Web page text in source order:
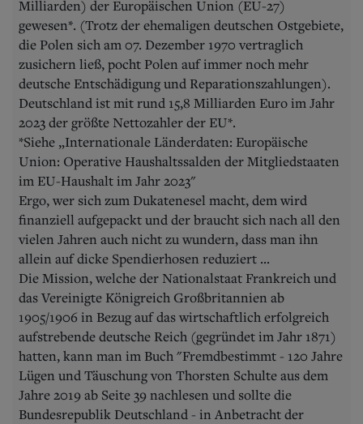
Milliarden) der Europäischen Union (EU-27)
gewesen*. (Trotz der ehemaligen deutschen Ostgebiete,
die Polen sich am 07. Dezember 1970 vertraglich
zusichern ließ, pocht Polen auf immer noch mehr
deutsche Entschädigung und Reparationszahlungen).
Deutschland ist mit rund 15,8 Milliarden Euro im Jahr
2023 der größte Nettozahler der EU*.
*Siehe „Internationale Länderdaten: Europäische
Union: Operative Haushaltssalden der Mitgliedstaaten
im EU-Haushalt im Jahr 2023"
Ergo, wer sich zum Dukatenesel macht, dem wird
finanziell aufgepackt und der braucht sich nach all den
vielen Jahren auch nicht zu wundern, dass man ihn
allein auf dicke Spendierhosen reduziert ...
Die Mission, welche der Nationalstaat Frankreich und
das Vereinigte Königreich Großbritannien ab
1905/1906 in Bezug auf das wirtschaftlich erfolgreich
aufstrebende deutsche Reich (gegründet im Jahr 1871)
hatten, kann man im Buch "Fremdbestimmt - 120 Jahre
Lügen und Täuschung von Thorsten Schulte aus dem
Jahre 2019 ab Seite 39 nachlesen und sollte die
Bundesrepublik Deutschland - in Anbetracht der